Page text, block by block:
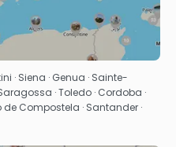
· Siena · Genua · Sainte-
· Toledo · Cordoba ·
de Compostela · Santander ·